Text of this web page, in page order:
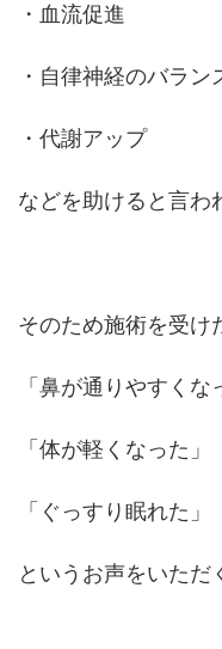
・血流促進
・自律神経のバラン
・代謝アップ
などを助けると言わ
そのため施術を受け
「鼻が通りやすくな
「体が軽くなった」
「ぐっすり眠れた」
というお声をいただ